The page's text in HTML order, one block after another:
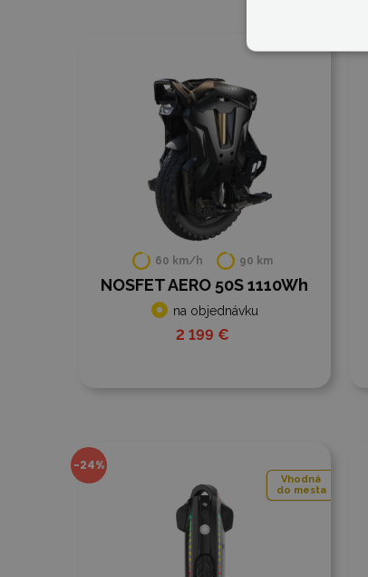
60 km/h 90 km
NOSFET AERO 50S 1110Wh
na objednávku
2 199 €
Vhodná
do mesta
-24%